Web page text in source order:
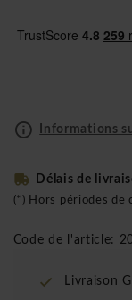
Informations
Délais de
(*) Hors périodes de
Code de l'article:
Livraison